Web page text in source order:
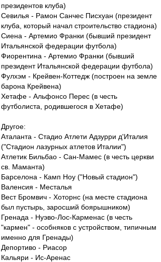
президентов клуба)
Севилья - Рамон Санчес Писхуан (президент
клуба, который начал строительство стадиона)
Сиена - Артемио Франки (бывший президент
Итальянской федерации футбола)
Фиорентина - Артемио Франки (бывший
президент Итальянской федерации футбола)
Фулхэм - Крейвен-Коттедж (построен на земле
барона Крейвена)
Хетафе - Альфонсо Перес (в честь
футболиста, родившегося в Хетафе)
Другое:
Аталанта - Стадио Атлети Адзурри д'Италия
("Стадион лазурных атлетов Италии")
Атлетик Бильбао - Сан-Мамес (в честь церкви
св. Маманта)
Барселона - Камп Ноу ("Новый стадион")
Валенсия - Месталья
Вест Бромвич - Хоторнс (на месте стадиона
был пустырь, заросший боярышником)
Гренада - Нуэво-Лос-Карменас (в честь
"кармен" - особняков с устройством, типичным
именно для Гренады)
Депортиво - Риасор
Кальяри - Ис-Аренас